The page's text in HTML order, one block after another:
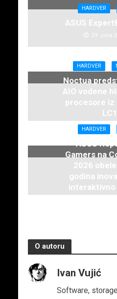
HARDVER
ASUS
29. juna
HARDVER
Noctua
AIO vodene
procesore iz
LC1
16. juna
HARDVER
ASUS
Gamers na
2026
godina
interaktivno
O autoru
Ivan Vujić
Software,